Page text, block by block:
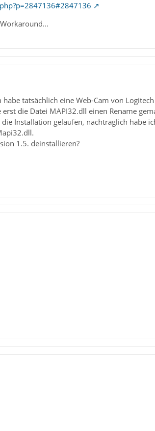
tatsächlich eine Web-Cam von
die Datei MAPI32.dll einen Rename
Installation gelaufen, nachträglich habe
1.5. deinstallieren?